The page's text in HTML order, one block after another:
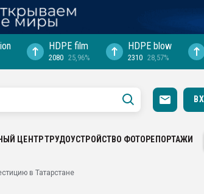
HDPE film
2080 25,96%
HDPE blow
2310 28,57%
ЦЕНТРТРУДОУСТРОЙСТВО ФОТОРЕПОРТАЖИ
в Татарстане